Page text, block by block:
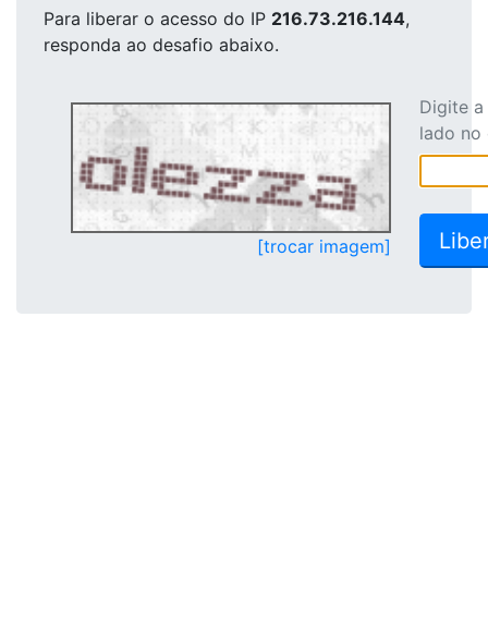
Para liberar o acesso do IP 216.73.216.144,
responda ao desafio abaixo.
[trocar imagem]
Digite
lado no